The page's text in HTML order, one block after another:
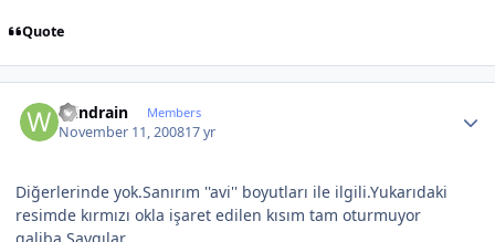
Quote
Windrain Members
November 11, 200817 yr
Diğerlerinde yok.Sanırım ''avi'' boyutları ile ilgili.Yukarıdaki
resimde kırmızı okla işaret edilen kısım tam oturmuyor